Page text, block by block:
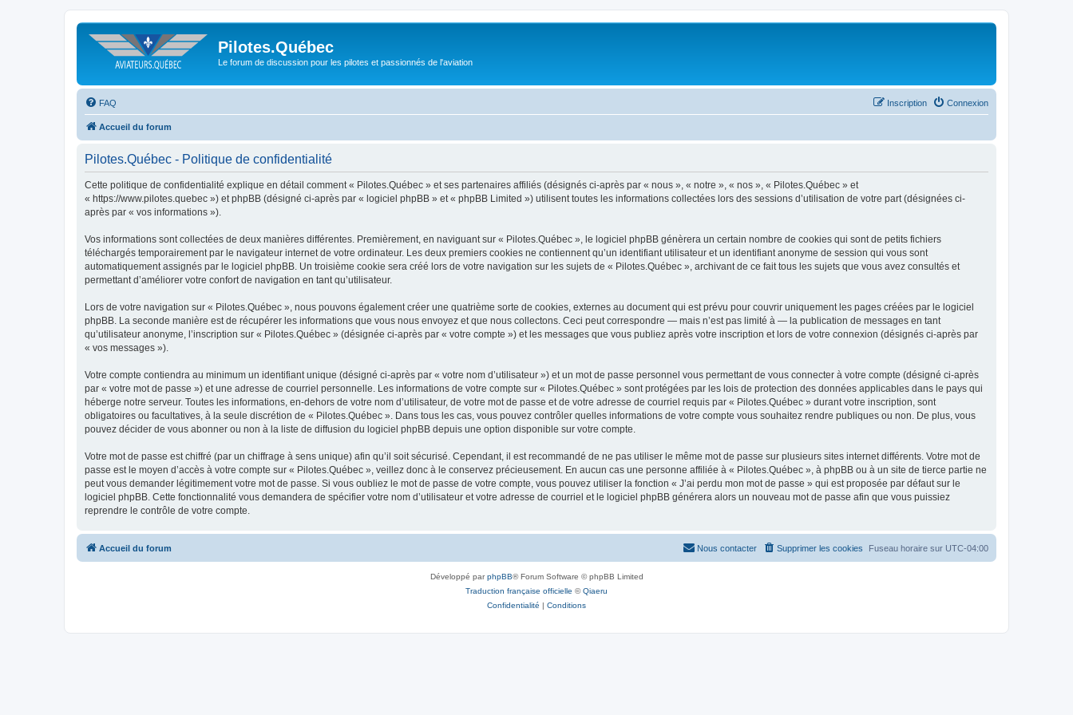
Pilotes.Québec
Le forum de discussion pour les pilotes et passionnés de l'aviation
FAQ Connexion
Inscription
Accueil du forum
Pilotes.Québec - Politique de confidentialité
Cette politique de confidentialité explique en détail comment « Pilotes.Québec » et ses partenaires affiliés (désignés ci-après par « nous », « notre », « nos », « Pilotes.Québec » et
« https://www.pilotes.quebec ») et phpBB (désigné ci-après par « logiciel phpBB » et « phpBB Limited ») utilisent toutes les informations collectées lors des sessions d’utilisation de votre part (désignées ci-
après par « vos informations »).
Vos informations sont collectées de deux manières différentes. Premièrement, en naviguant sur « Pilotes.Québec », le logiciel phpBB génèrera un certain nombre de cookies qui sont de petits fichiers
téléchargés temporairement par le navigateur internet de votre ordinateur. Les deux premiers cookies ne contiennent qu’un identifiant utilisateur et un identifiant anonyme de session qui vous sont
automatiquement assignés par le logiciel phpBB. Un troisième cookie sera créé lors de votre navigation sur les sujets de « Pilotes.Québec », archivant de ce fait tous les sujets que vous avez consultés et
permettant d’améliorer votre confort de navigation en tant qu’utilisateur.
Lors de votre navigation sur « Pilotes.Québec », nous pouvons également créer une quatrième sorte de cookies, externes au document qui est prévu pour couvrir uniquement les pages créées par le logiciel
phpBB. La seconde manière est de récupérer les informations que vous nous envoyez et que nous collectons. Ceci peut correspondre — mais n’est pas limité à — la publication de messages en tant
qu’utilisateur anonyme, l’inscription sur « Pilotes.Québec » (désignée ci-après par « votre compte ») et les messages que vous publiez après votre inscription et lors de votre connexion (désignés ci-après par
« vos messages »).
Votre compte contiendra au minimum un identifiant unique (désigné ci-après par « votre nom d’utilisateur ») et un mot de passe personnel vous permettant de vous connecter à votre compte (désigné ci-après
par « votre mot de passe ») et une adresse de courriel personnelle. Les informations de votre compte sur « Pilotes.Québec » sont protégées par les lois de protection des données applicables dans le pays qui
héberge notre serveur. Toutes les informations, en-dehors de votre nom d’utilisateur, de votre mot de passe et de votre adresse de courriel requis par « Pilotes.Québec » durant votre inscription, sont
obligatoires ou facultatives, à la seule discrétion de « Pilotes.Québec ». Dans tous les cas, vous pouvez contrôler quelles informations de votre compte vous souhaitez rendre publiques ou non. De plus, vous
pouvez décider de vous abonner ou non à la liste de diffusion du logiciel phpBB depuis une option disponible sur votre compte.
Votre mot de passe est chiffré (par un chiffrage à sens unique) afin qu’il soit sécurisé. Cependant, il est recommandé de ne pas utiliser le même mot de passe sur plusieurs sites internet différents. Votre mot de
passe est le moyen d’accès à votre compte sur « Pilotes.Québec », veillez donc à le conservez précieusement. En aucun cas une personne affiliée à « Pilotes.Québec », à phpBB ou à un site de tierce partie ne
peut vous demander légitimement votre mot de passe. Si vous oubliez le mot de passe de votre compte, vous pouvez utiliser la fonction « J’ai perdu mon mot de passe » qui est proposée par défaut sur le
logiciel phpBB. Cette fonctionnalité vous demandera de spécifier votre nom d’utilisateur et votre adresse de courriel et le logiciel phpBB générera alors un nouveau mot de passe afin que vous puissiez
reprendre le contrôle de votre compte.
Accueil du forum Fuseau horaire sur UTC-04:00
Supprimer les cookies
Nous contacter
Développé parphpBB® Forum Software © phpBB Limited
Traduction française officielle ©Qiaeru
Confidentialité | Conditions